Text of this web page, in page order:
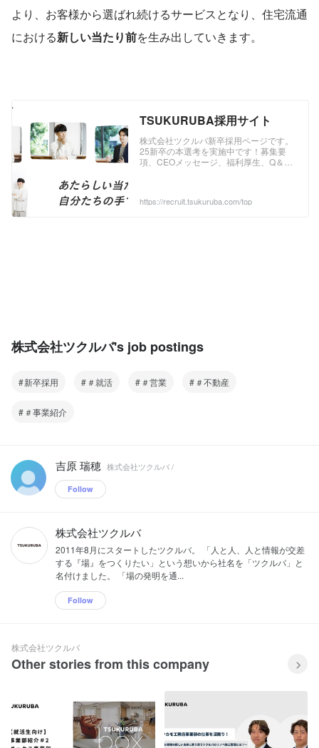
より、お客様から選ばれ続けるサービスとなり、住宅流通
における新しい当たり前を生み出していきます。
TSUKURUBA採用サイト
株式会社ツクルバ新卒採用ページです。
25新卒の本選考を実施中です！募集要
項、CEOメッセージ、福利厚生、Q＆A
https://recruit.tsukuruba.com/top
株式会社ツクルバ's job postings
新卒採用 ＃就活 ＃営業 ＃不動産
＃事業紹介
吉原 瑞穂 株式会社ツクルバ /
Follow
株式会社ツクルバ
2011年8月にスタートしたツクルバ。 「人と人、人と情報が交差
する『場』をつくりたい」という想いから社名を「ツクルバ」と
名付けました。 「場の発明を通...
Follow
株式会社ツクルバ
Other stories from this company